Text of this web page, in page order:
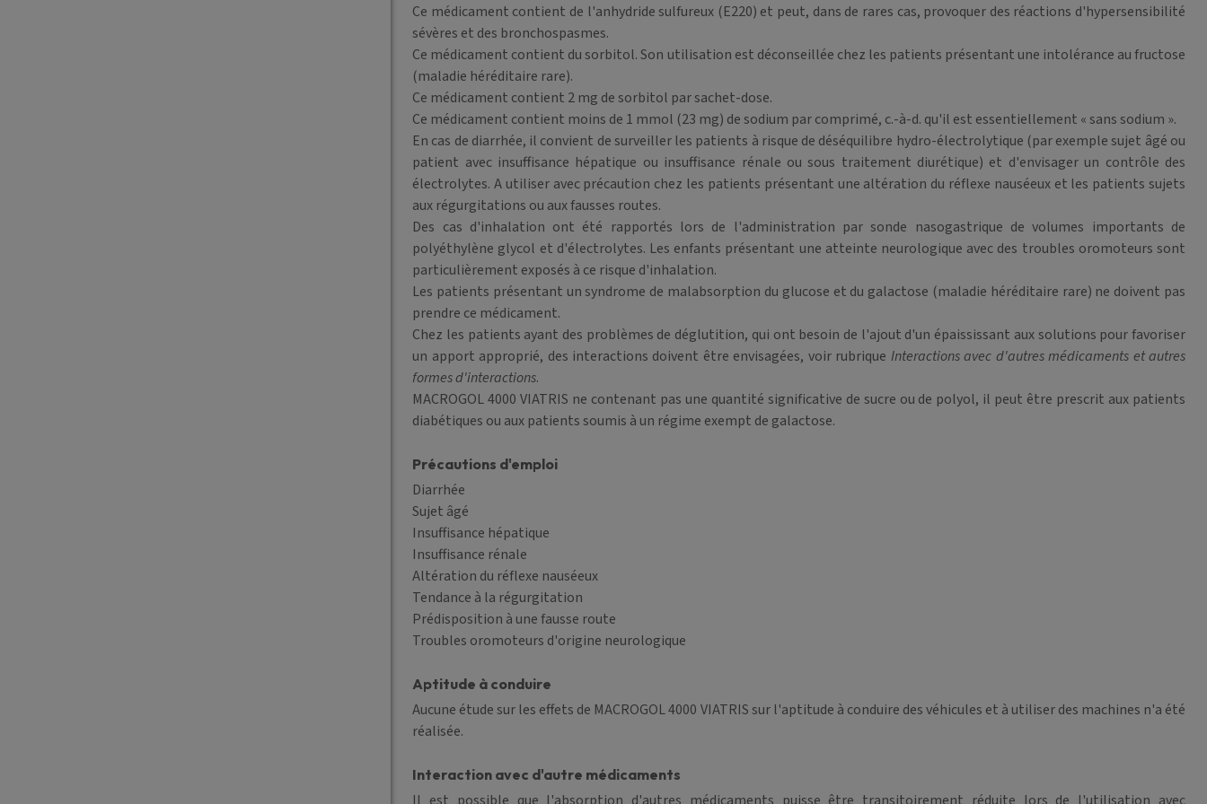
Ce médicament contient de l'anhydride sulfureux (E220) et peut, dans de rares cas, provoquer des réactions d'hypersensibilité
sévères et des bronchospasmes.
Ce médicament contient du sorbitol. Son utilisation est déconseillée chez les patients présentant une intolérance au fructose
(maladie héréditaire rare).
Ce médicament contient 2 mg de sorbitol par sachet-dose.
Ce médicament contient moins de 1 mmol (23 mg) de sodium par comprimé, c.-à-d. qu'il est essentiellement « sans sodium ».
En cas de diarrhée, il convient de surveiller les patients à risque de déséquilibre hydro-électrolytique (par exemple sujet âgé ou
patient avec insuffisance hépatique ou insuffisance rénale ou sous traitement diurétique) et d'envisager un contrôle des
électrolytes. A utiliser avec précaution chez les patients présentant une altération du réflexe nauséeux et les patients sujets
aux régurgitations ou aux fausses routes.
Des cas d'inhalation ont été rapportés lors de l'administration par sonde nasogastrique de volumes importants de
polyéthylène glycol et d'électrolytes. Les enfants présentant une atteinte neurologique avec des troubles oromoteurs sont
particulièrement exposés à ce risque d'inhalation.
Les patients présentant un syndrome de malabsorption du glucose et du galactose (maladie héréditaire rare) ne doivent pas
prendre ce médicament.
Chez les patients ayant des problèmes de déglutition, qui ont besoin de l'ajout d'un épaississant aux solutions pour favoriser
un apport approprié, des interactions doivent être envisagées, voir rubrique Interactions avec d'autres médicaments et autres
formes d'interactions.
MACROGOL 4000 VIATRIS ne contenant pas une quantité significative de sucre ou de polyol, il peut être prescrit aux patients
diabétiques ou aux patients soumis à un régime exempt de galactose.
Précautions d'emploi
Diarrhée
Sujet âgé
Insuffisance hépatique
Insuffisance rénale
Altération du réflexe nauséeux
Tendance à la régurgitation
Prédisposition à une fausse route
Troubles oromoteurs d'origine neurologique
Aptitude à conduire
Aucune étude sur les effets de MACROGOL 4000 VIATRIS sur l'aptitude à conduire des véhicules et à utiliser des machines n'a été
réalisée.
Interaction avec d'autre médicaments